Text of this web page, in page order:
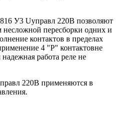
У3 Uуправл 220В позволяют
несложной пересборки одних и
контактов в пределах
4 "Р" контактовне
работа реле не
220В применяются в